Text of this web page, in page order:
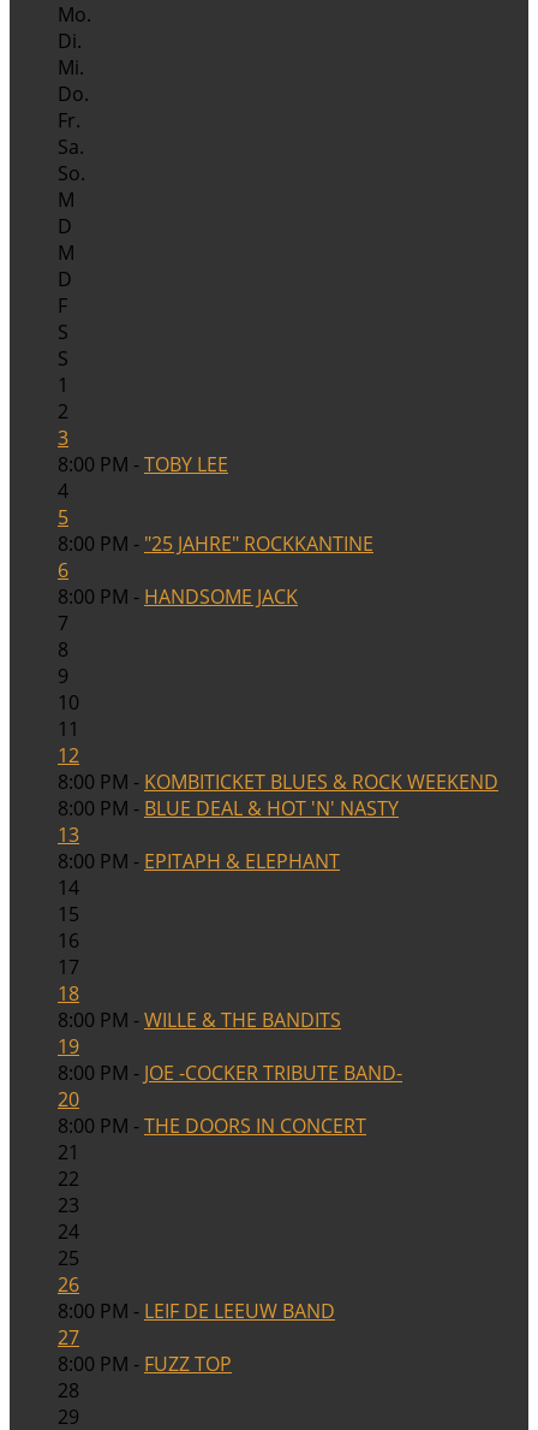
Mo.
Di.
Mi.
Do.
Fr.
Sa.
So.
M
D
M
D
F
S
S
1
2
3
8:00 PM -TOBY LEE
4
5
8:00 PM - "25 JAHRE" ROCKKANTINE
6
8:00 PM - HANDSOME JACK
7
8
9
10
11
12
8:00 PM - KOMBITICKET BLUES & ROCK WEEKEND
8:00 PM - BLUE DEAL & HOT 'N' NASTY
13
8:00 PM - EPITAPH & ELEPHANT
14
15
16
17
18
8:00 PM -WILLE & THE BANDITS
19
8:00 PM - JOE -COCKER TRIBUTE BAND-
20
8:00 PM -THE DOORS IN CONCERT
21
22
23
24
25
26
8:00 PM - LEIF DE LEEUW BAND
27
8:00 PM - FUZZ TOP
28
29